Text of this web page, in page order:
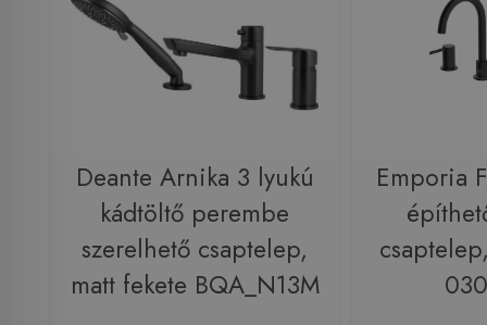
Deante Arnika 3 lyukú
kádtöltő perembe
szerelhető csaptelep,
matt fekete BQA_N13M
Emporia